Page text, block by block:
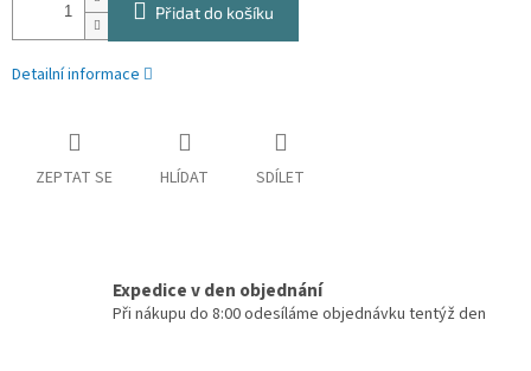
Přidat do košíku
Detailní informace
ZEPTAT SE HLÍDAT SDÍLET
Expedice v den objednání
Při nákupu do 8:00 odesíláme objednávku tentýž den